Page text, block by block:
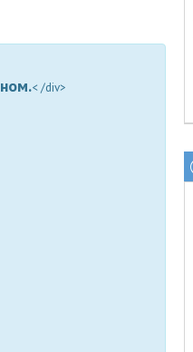
< /div>